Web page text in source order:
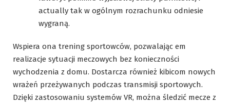
actually tak w ogólnym rozrachunku odniesie
wygraną.
Wspiera ona trening sportowców, pozwalając em
realizacje sytuacji meczowych bez konieczności
wychodzenia z domu. Dostarcza również kibicom nowych
wrażeń przeżywanych podczas transmisji sportowych.
Dzięki zastosowaniu systemów VR, można śledzić mecze z